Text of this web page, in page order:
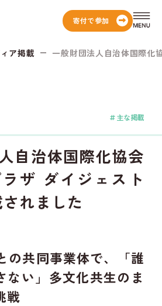
寄付で参加
ア掲載 一般財団法人自治体国際化
主な掲載
自治体国際化協会
ザ ダイジェスト
れました
の共同事業体で、「誰
ない」多文化共生のま
戦